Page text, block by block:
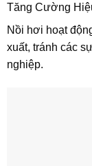
Tăng Cường
Nồi hơi hoạt
xuất, tránh các
nghiệp.